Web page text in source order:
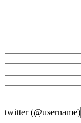
twitter (@username)